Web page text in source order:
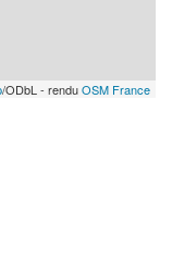
/ODbL - renduOSM France